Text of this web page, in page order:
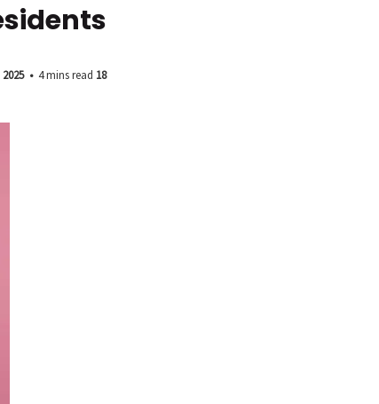
18 September, 2025
• 4 mins read